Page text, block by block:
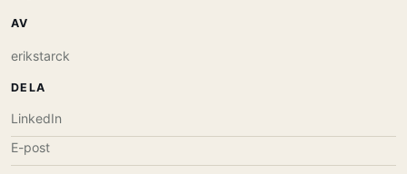
AV
erikstarck
DELA
LinkedIn
E-post